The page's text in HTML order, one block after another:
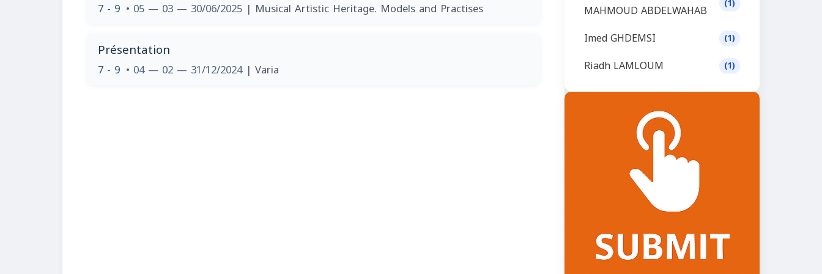
7 - 9 • 05 — 03 — 30/06/2025 | Musical Artistic Heritage. Models and Practises
Présentation
7 - 9 • 04 — 02 — 31/12/2024 | Varia
MAHMOUD ABDELWAHAB
(1)
Imed GHDEMSI (1)
Riadh LAMLOUM (1)